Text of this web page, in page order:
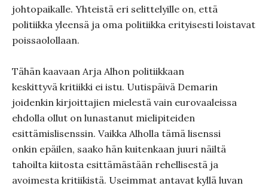
johtopaikalle. Yhteistä eri selittelyille on, että
politiikka yleensä ja oma politiikka erityisesti loistavat
poissaolollaan.
Tähän kaavaan Arja Alhon politiikkaan
keskittyvä kritiikki ei istu. Uutispäivä Demarin
joidenkin kirjoittajien mielestä vain eurovaaleissa
ehdolla ollut on lunastanut mielipiteiden
esittämislisenssin. Vaikka Alholla tämä lisenssi
onkin epäilen, saako hän kuitenkaan juuri näiltä
tahoilta kiitosta esittämästään rehellisestä ja
avoimesta kritiikistä. Useimmat antavat kyllä luvan